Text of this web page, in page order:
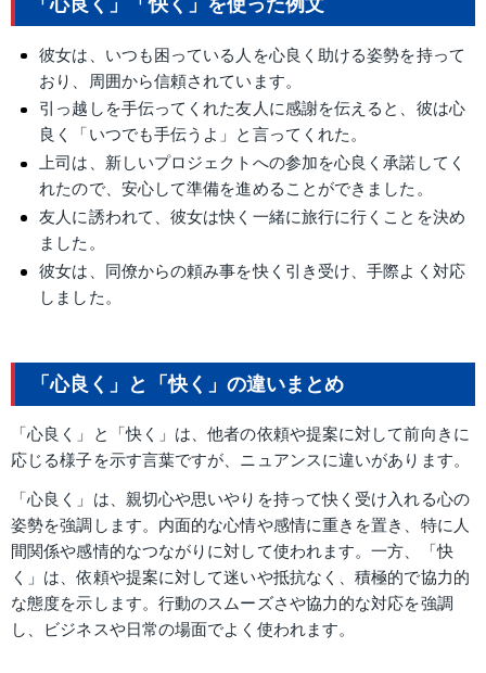
「心良く」「快く」を使った例文
彼女は、いつも困っている人を心良く助ける姿勢を持って
おり、周囲から信頼されています。
引っ越しを手伝ってくれた友人に感謝を伝えると、彼は心
良く「いつでも手伝うよ」と言ってくれた。
上司は、新しいプロジェクトへの参加を心良く承諾してく
れたので、安心して準備を進めることができました。
友人に誘われて、彼女は快く一緒に旅行に行くことを決め
ました。
彼女は、同僚からの頼み事を快く引き受け、手際よく対応
しました。
「心良く」と「快く」の違いまとめ
「心良く」と「快く」は、他者の依頼や提案に対して前向きに
応じる様子を示す言葉ですが、ニュアンスに違いがあります。
「心良く」は、親切心や思いやりを持って快く受け入れる心の
姿勢を強調します。内面的な心情や感情に重きを置き、特に人
間関係や感情的なつながりに対して使われます。一方、「快
く」は、依頼や提案に対して迷いや抵抗なく、積極的で協力的
な態度を示します。行動のスムーズさや協力的な対応を強調
し、ビジネスや日常の場面でよく使われます。